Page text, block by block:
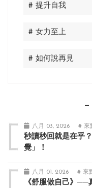
# 提升自我
# 女力至上
# 如何說再見
八月 03, 2026 # 來
秒讀秒回就是在乎
覺」！
八月 01, 2026 # 來
《舒服做自己》──